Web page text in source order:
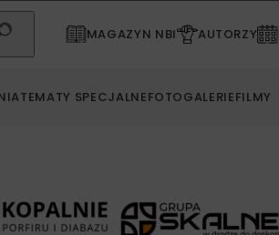
MAGAZYN NBI AUTORZY
TEMATY SPECJALNEFOTOGALERIEFILMY